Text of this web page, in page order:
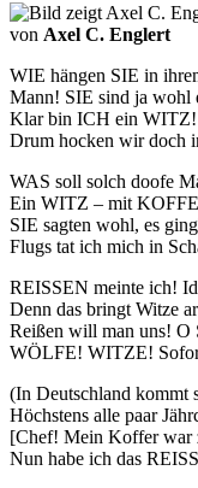
von Axel C. Englert
WIE hängen SIE in
Mann! SIE sind ja
Klar bin ICH ein
Drum hocken wir doch
WAS soll solch doofe
Ein WITZ – mit
SIE sagten wohl, es
Flugs tat ich mich in
REISSEN meinte ich!
Denn das bringt Witze
Reißen will man uns!
WÖLFE! WITZE!
(In Deutschland kommt
Höchstens alle paar
[Chef! Mein Koffer war
Nun habe ich das